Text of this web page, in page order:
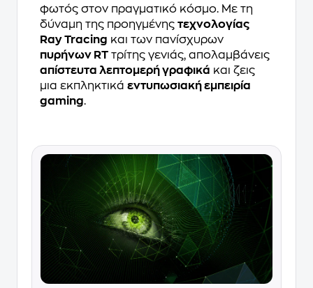
φωτός στον πραγματικό κόσμο. Με τη
δύναμη της προηγμένης τεχνολογίας
Ray Tracing και των πανίσχυρων
πυρήνων RT τρίτης γενιάς, απολαμβάνεις
απίστευτα λεπτομερή γραφικά και ζεις
μια εκπληκτικά εντυπωσιακή εμπειρία
gaming.